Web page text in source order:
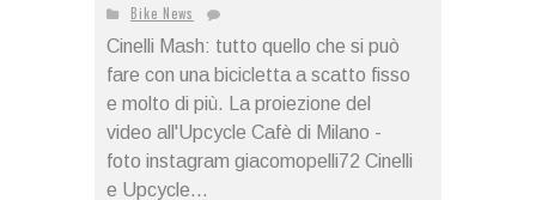
Bike News
Cinelli Mash: tutto quello che si può
fare con una bicicletta a scatto fisso
e molto di più. La proiezione del
video all'Upcycle Cafè di Milano -
foto instagram giacomopelli72 Cinelli
e Upcycle...